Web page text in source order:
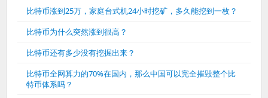
比特币涨到25万，家庭台式机24小时挖矿，多久能挖到一枚？
比特币为什么突然涨到很高？
比特币还有多少没有挖掘出来？
比特币全网算力的70%在国内，那么中国可以完全摧毁整个比
特币体系吗？